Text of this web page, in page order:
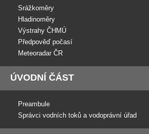
Srážkoměry
Hladinoměry
Výstrahy ČHMÚ
Předpověď počasí
Meteoradar ČR
ÚVODNÍ ČÁST
Preambule
Správci vodních toků a vodoprávní úřad